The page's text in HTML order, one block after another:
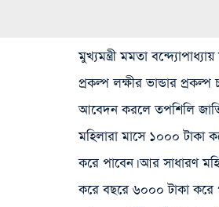
মুখ্যমন্ত্রী মমতা
প্রকল্প লক্ষীর ভান্ডার
আবেদন করলে তপশিলি
মহিলারা মাসে ১০০০ টাকা
করে পাবেন। আর সাধারণ
করে বছরে ৬০০০ টাকা করে